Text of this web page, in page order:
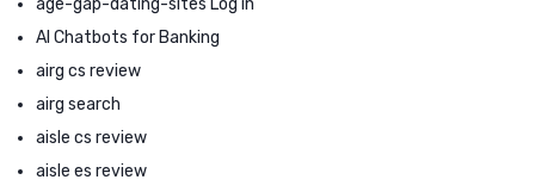
AI Chatbots for Banking
airg cs review
airg search
aisle cs review
aisle es review